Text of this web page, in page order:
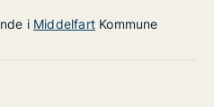
i Middelfart Kommune